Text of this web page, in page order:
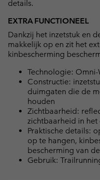
details.
EXTRA FUNCTIONEEL
Dankzij het inzetstuk en
makkelijk op en zit het
kinbescherming
Technologie:
Constructie:
duimgaten die de
houden
Zichtbaarheid:
zichtbaarheid in het
Praktische details:
op te hangen,
bescherming van
Gebruik: